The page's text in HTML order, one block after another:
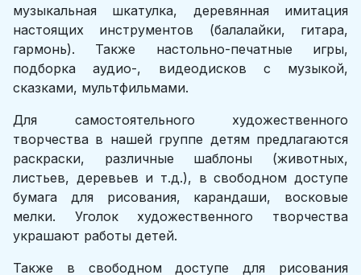
музыкальная шкатулка, деревянная имитация
настоящих инструментов (балалайки, гитара,
гармонь). Также настольно-печатные игры,
подборка аудио-, видеодисков с музыкой,
сказками, мультфильмами.
Для самостоятельного художественного
творчества в нашей группе детям предлагаются
раскраски, различные шаблоны (животных,
листьев, деревьев и т.д.), в свободном доступе
бумага для рисования, карандаши, восковые
мелки. Уголок художественного творчества
украшают работы детей.
Также в свободном доступе для рисования